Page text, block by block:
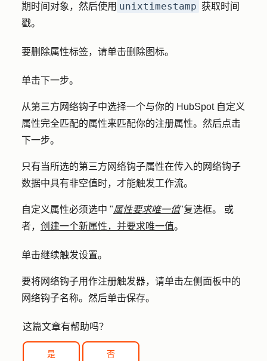
期时间对象，然后使用 unixtimestamp 获取时间
戳。
要删除属性标签，请单击删除图标。
单击 下一步。
从第三方网络钩子中选择一个与你的 HubSpot 自定义
属性完全匹配的属性来匹配你的注册属性。然后点击
下一步。
只有当所选的第三方网络钩子属性在传入的网络钩子
数据中具有非空值时，才能触发工作流。
自定义属性必须选中 "属性要求唯一值"复选框。 或
者， 创建一个新属性，并要求唯一值。
单击继续触发设置。
要将网络钩子用作注册触发器，请单击左侧面板中的
网络钩子名称。然后单击保存。
这篇文章有帮助吗？
是 否